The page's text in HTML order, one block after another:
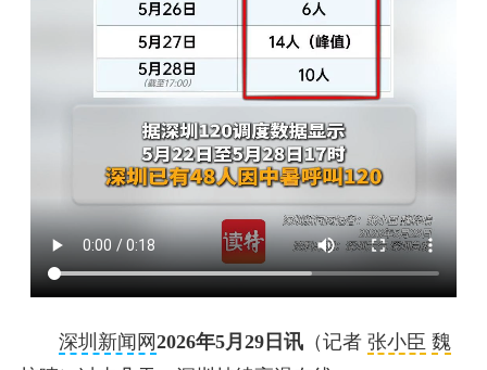
深圳新闻网2026年5月29日讯（记者 张小臣 魏